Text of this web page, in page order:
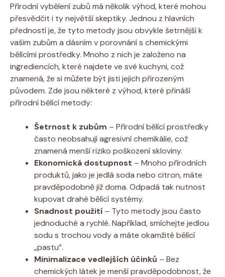
Přírodní vybělení zubů má několik výhod, které mohou
přesvědčit i ty největší skeptiky. Jednou z hlavních
předností je, že tyto metody jsou obvykle šetrnější k
vašim zubům a dásním v porovnání s chemickými
bělícími prostředky. Mnoho z nich je založeno na
ingrediencích, které najdete ve své kuchyni, což
znamená, že si můžete být jisti jejich přirozeným
původem. Zde jsou některé z výhod, které přináší
přírodní bělící metody:
Šetrnost k zubům – Přírodní bělící prostředky
často neobsahují agresivní chemikálie, což
znamená menší riziko poškození skloviny.
Ekonomická dostupnost – Mnoho přírodních
produktů, jako je jedlá soda nebo citron, máte
pravděpodobně již doma. Odpadá tak nutnost
kupovat drahé bělící systémy.
Snadnost použití – Tyto metody jsou často
jednoduché a rychlé. Například, smíchejte jedlou
sodu s trochou vody a máte okamžité bělící
„pastu“.
Minimalizace vedlejších účinků – Bez
chemických látek je menší pravděpodobnost, že